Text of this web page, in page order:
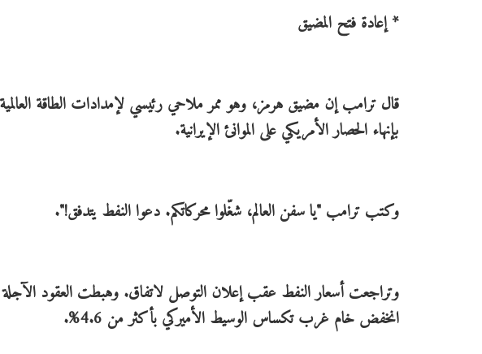
* إعادة فتح المضيق
قال ترامب إن مضيق هرمز، وهو ممر ملاحي رئيسي لإمدادات الطاقة العالمية
بإنهاء الحصار الأمريكي على الموانئ الإيرانية.
وكتب ترامب "يا سفن العالم، شغّلوا محركاتكم. دعوا النفط يتدفق!".
انخفض خام غرب تكساس الوسيط الأميركي بأكثر من 4.6%.